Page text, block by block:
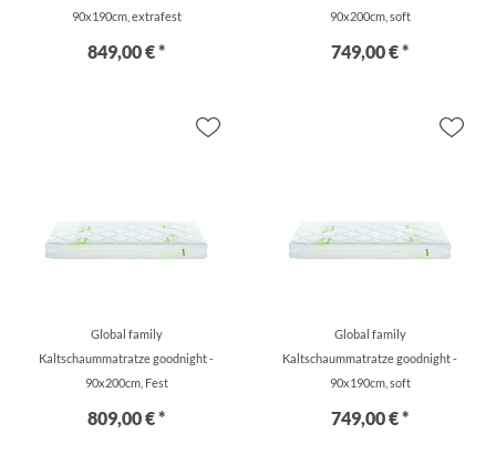
90x190cm, extrafest
849,00 € *
90x200cm, soft
749,00 € *
Global family
Kaltschaummatratze goodnight -
90x200cm, Fest
809,00 € *
Global family
Kaltschaummatratze goodnight -
90x190cm, soft
749,00 € *